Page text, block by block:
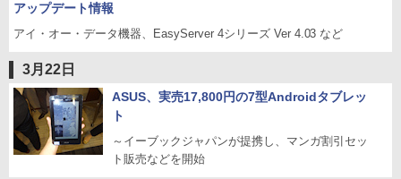
アップデート情報
アイ・オー・データ機器、EasyServer 4シリーズ Ver 4.03 など
3月22日
ASUS、実売17,800円の7型Androidタブレッ
ト
～イーブックジャパンが提携し、マンガ割引セッ
ト販売などを開始